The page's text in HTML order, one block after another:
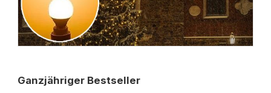
Ganzjähriger Bestseller